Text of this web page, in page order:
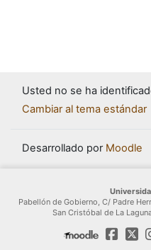
Usted no se ha
Cambiar al tema estándar
Desarrollado por Moodle
Pabellón de Gobierno, C/ Padre
San Cristóbal de La